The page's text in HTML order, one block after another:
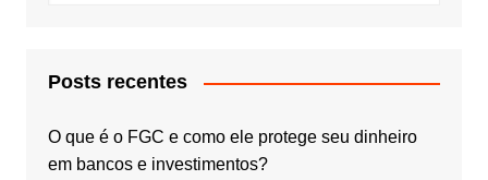
Posts recentes
O que é o FGC e como ele protege seu dinheiro
em bancos e investimentos?